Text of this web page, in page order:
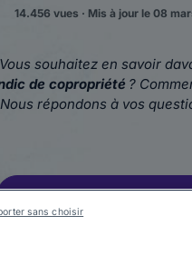
14.456 vues · Mis à jour le 08
souhaitez en savoir
de copropriété ?
répondons à vos
Téléchargez notre
sans choisir